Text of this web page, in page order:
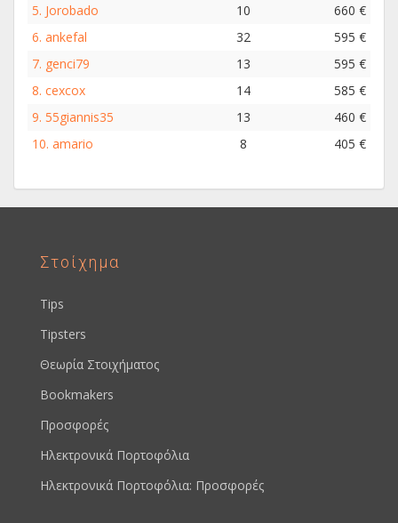
5. Jorobado 10
660 €
6. ankefal 32
595 €
7. genci79 13
595 €
8. cexcox 14
585 €
9. 55giannis35 13
460 €
10. amario 8 405 €
Στοίχημα
Tips
Tipsters
Θεωρία Στοιχήματος
Bookmakers
Προσφορές
Ηλεκτρονικά Πορτοφόλια
Ηλεκτρονικά Πορτοφόλια: Προσφορές